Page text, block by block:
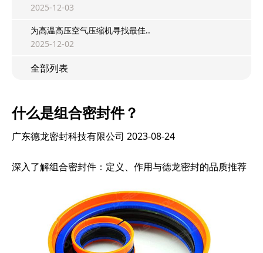
2025-12-03
为高温高压空气压缩机寻找最佳..
2025-12-02
全部列表
什么是组合密封件？
广东德龙密封科技有限公司 2023-08-24
深入了解组合密封件：定义、作用与德龙密封的品质推荐